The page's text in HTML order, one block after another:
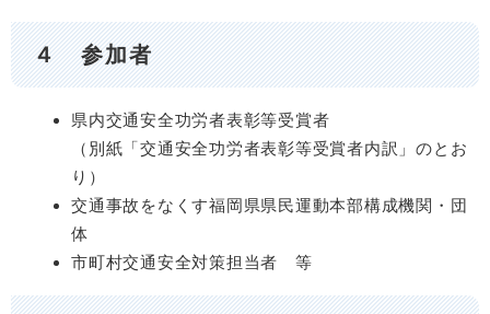
４ 参加者
県内交通安全功労者表彰等受賞者
（別紙「交通安全功労者表彰等受賞者内訳」のとお
り）
交通事故をなくす福岡県県民運動本部構成機関・団
体
市町村交通安全対策担当者 等